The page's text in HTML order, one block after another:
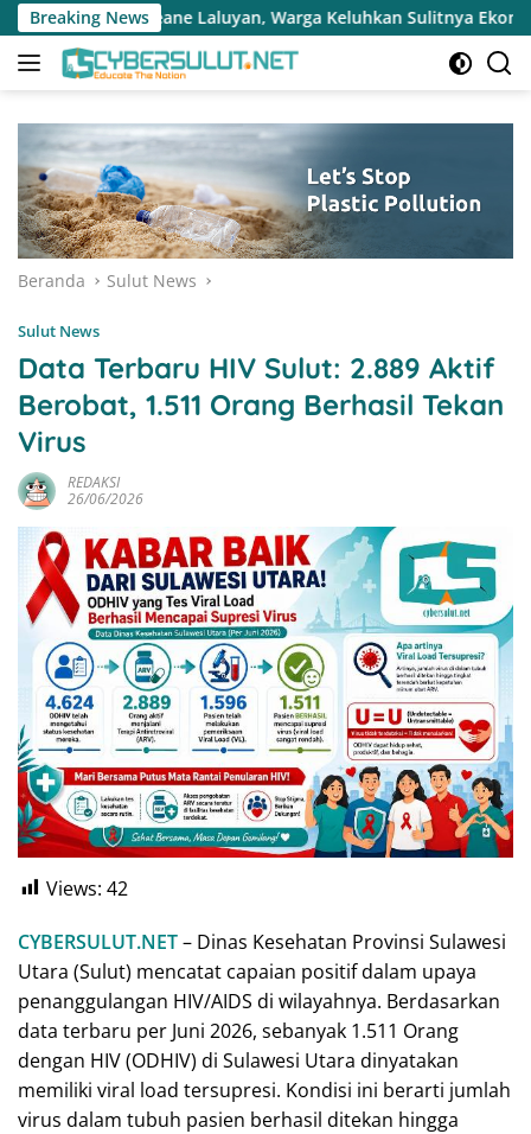
Langsung
ke
konten
Breaking News
Warga Keluhkan Sulitnya Ekonomi dan Akses Pasar UMKM
Beranda Sulut News
Sulut News
Data Terbaru HIV Sulut: 2.889 Aktif
Berobat, 1.511 Orang Berhasil Tekan
Virus
REDAKSI
26/06/2026
Views: 42
CYBERSULUT.NET– Dinas Kesehatan Provinsi Sulawesi
Utara (Sulut) mencatat capaian positif dalam upaya
penanggulangan HIV/AIDS di wilayahnya. Berdasarkan
data terbaru per Juni 2026, sebanyak 1.511 Orang
dengan HIV (ODHIV) di Sulawesi Utara dinyatakan
memiliki viral load tersupresi. Kondisi ini berarti jumlah
virus dalam tubuh pasien berhasil ditekan hingga